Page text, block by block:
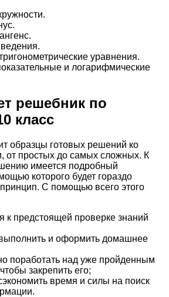
уравнения.
и логарифмические
решебник по
класс
образцы готовых решений ко
от простых до самых сложных. К
имеется подробный
которого будет гораздо
С помощью всего этого
к предстоящей проверке знаний
и оформить домашнее
поработать над уже пройденным
закрепить его;
время и силы на поиск